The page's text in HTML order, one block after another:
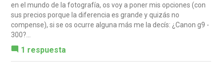
en el mundo de la fotografía, os voy a poner mis opciones (con
sus precios porque la diferencia es grande y quizás no
compense), si se os ocurre alguna más me la decís: ¿Canon g9 -
300?...
1 respuesta